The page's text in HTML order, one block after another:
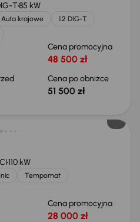
T85 kW
Auta krajowe
1.2 DIG-T
Cena promocyjna
48 500 zł
Cena po obniżce
51 500 zł
110 kW
Tempomat
Cena promocyjna
28 000 zł